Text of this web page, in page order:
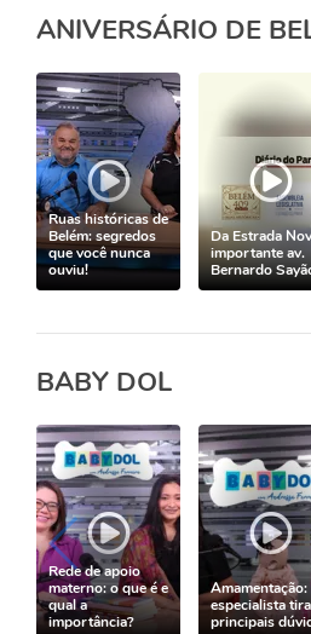
ANIVERSÁRIO DE
Ruas históricas de
Belém: segredos
que você nunca
ouviu!
Da Estrada
importante av.
Bernardo
BABY DOL
Rede de apoio
materno: o que é e
qual a
importância?
Amamentação:
especialista
principais